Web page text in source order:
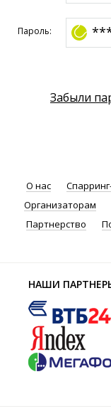
Пароль:
Забыли
О нас
Организаторам
Партнерство
НАШИ